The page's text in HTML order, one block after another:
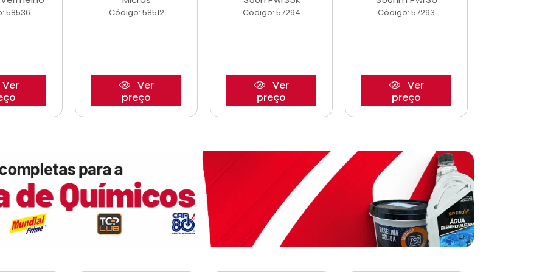
58536
Ver
Código: 58512
Ver
preço
Código: 57294
Ver
preço
Código: 57293
Ver
preço